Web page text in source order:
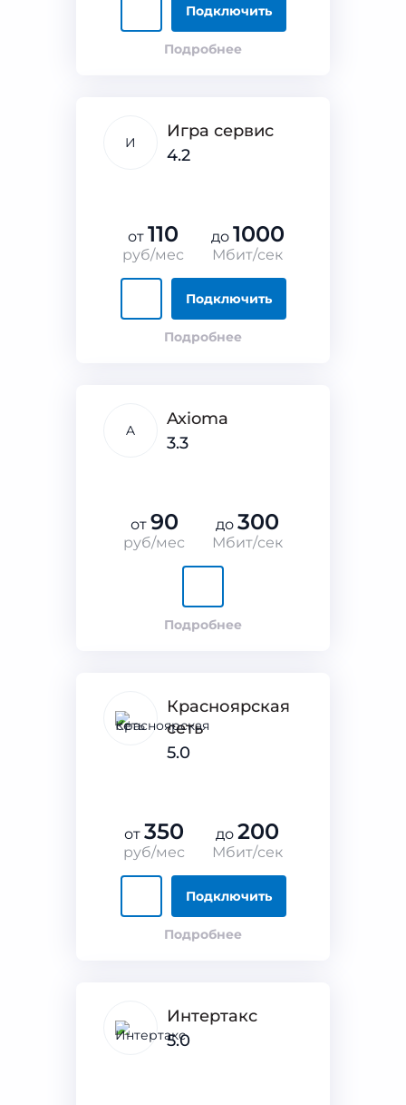
Подключить
Подробнее
И
Игра сервис
4.2
от 110
руб/мес
до 1000
Мбит/сек
Подключить
Подробнее
A
Axioma
3.3
от 90
руб/мес
до 300
Мбит/сек
Подробнее
Красноярская
сеть
5.0
от 350
руб/мес
до 200
Мбит/сек
Подключить
Подробнее
Интертакс
5.0